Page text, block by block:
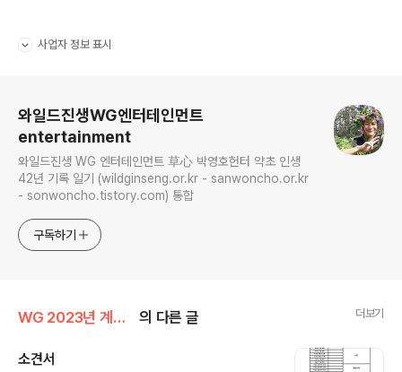
사업자 정보 표시
와일드진생WG엔터테인먼트
entertainment
와일드진생 WG 엔터테인먼트 草心 박영호헌터 약초 인생
42년 기록 일기 (wildginseng.or.kr - sanwoncho.or.kr
- sonwoncho.tistory.com) 통합
구독하기
WG 2023년 계묘년 기록 의 다른 글 더보기
소견서